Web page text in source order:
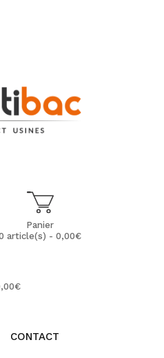
Panier
article(s) - 0,00€
CONTACT